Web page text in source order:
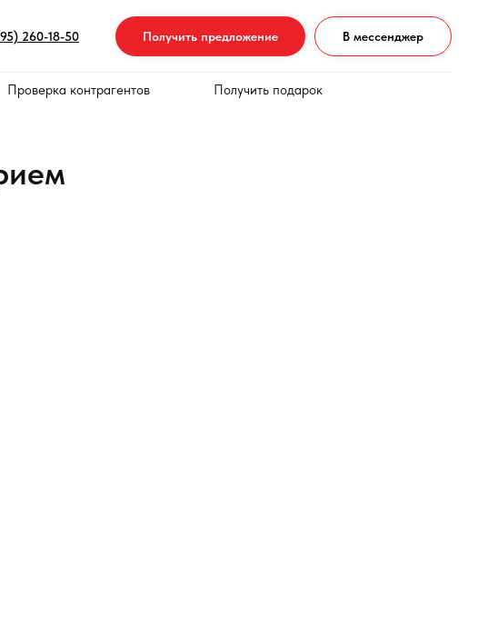
260-18-50 Получить предложение В мессенджер
Проверка контрагентов
Получить подарок